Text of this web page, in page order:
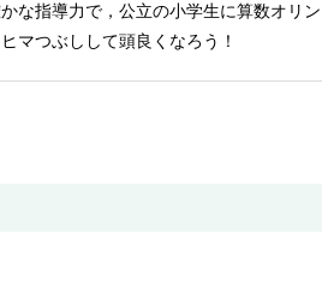
な指導力で，公立の小学生に算数オリ
マつぶしして頭良くなろう！